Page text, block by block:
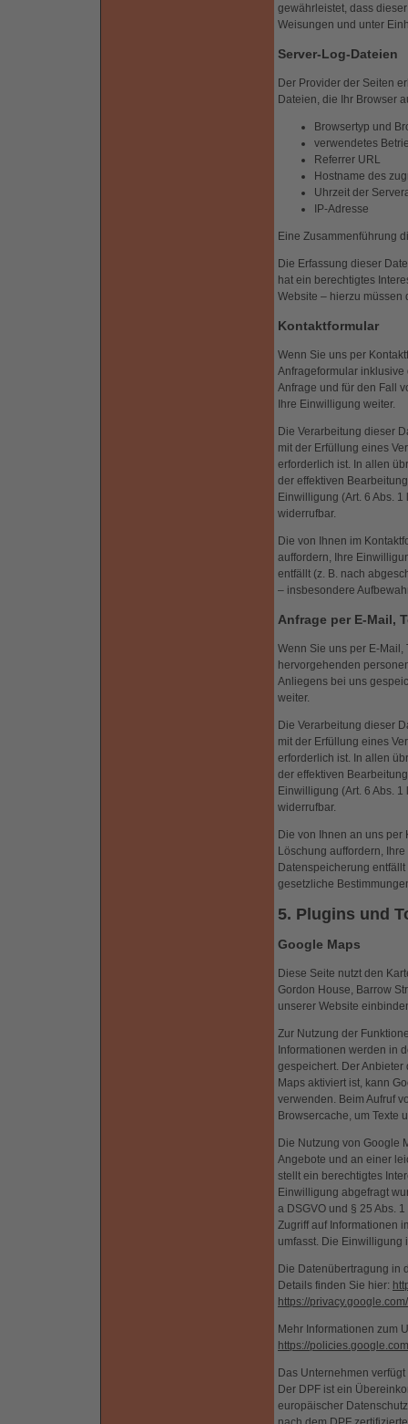
gewährleistet, dass
Weisungen und unter
Server-Log-Dateien
Der Provider der Seiten
Dateien, die Ihr Browser
Browsertyp und
verwendetes
Referrer URL
Hostname des
Uhrzeit der
IP-Adresse
Eine Zusammenführung
Die Erfassung dieser
hat ein berechtigtes
Website – hierzu müssen
Kontaktformular
Wenn Sie uns per
Anfrageformular
Anfrage und für den Fall
Ihre Einwilligung weiter.
Die Verarbeitung dieser
mit der Erfüllung eines
erforderlich ist. In allen
der effektiven
Einwilligung (Art. 6 Abs.
widerrufbar.
Die von Ihnen im
auffordern, Ihre
entfällt (z. B. nach
– insbesondere
Anfrage per E-Mail,
Wenn Sie uns per E-Mail,
hervorgehenden
Anliegens bei uns
weiter.
Die Verarbeitung dieser
mit der Erfüllung eines
erforderlich ist. In allen
der effektiven
Einwilligung (Art. 6 Abs.
widerrufbar.
Die von Ihnen an uns
Löschung auffordern,
Datenspeicherung
gesetzliche
5. Plugins und
Google Maps
Diese Seite nutzt den
Gordon House, Barrow
unserer Website
Zur Nutzung der
Informationen werden in
gespeichert. Der
Maps aktiviert ist, kann
verwenden. Beim Aufruf
Browsercache, um Texte
Die Nutzung von Google
Angebote und an einer
stellt ein berechtigtes
Einwilligung abgefragt
a DSGVO und § 25 Abs.
Zugriff auf Informationen
umfasst. Die Einwilligung
Die Datenübertragung in
Details finden Sie hier:
https://
Mehr Informationen zum
https://
Das Unternehmen
Der DPF ist ein
europäischer